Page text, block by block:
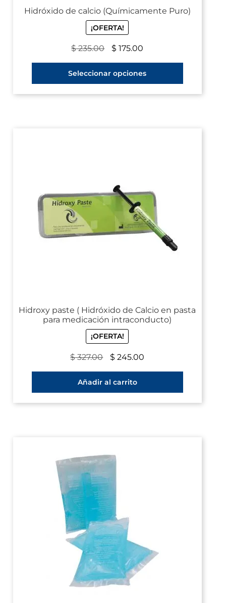
Hidróxido de calcio (Químicamente Puro)
¡OFERTA!
$235.00 $ 175.00
Seleccionar opciones
Hidroxy paste ( Hidróxido de Calcio en pasta
para medicación intraconducto)
¡OFERTA!
$327.00 $ 245.00
Añadir al carrito